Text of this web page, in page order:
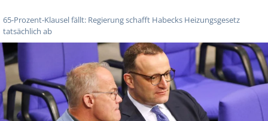
65-Prozent-Klausel fällt: Regierung schafft Habecks Heizungsgesetz
tatsächlich ab